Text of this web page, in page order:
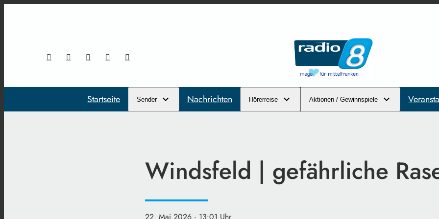
Startseite Sender Nachrichten Hörerreise Aktionen / Gewinnspiele
Windsfeld | gefährliche